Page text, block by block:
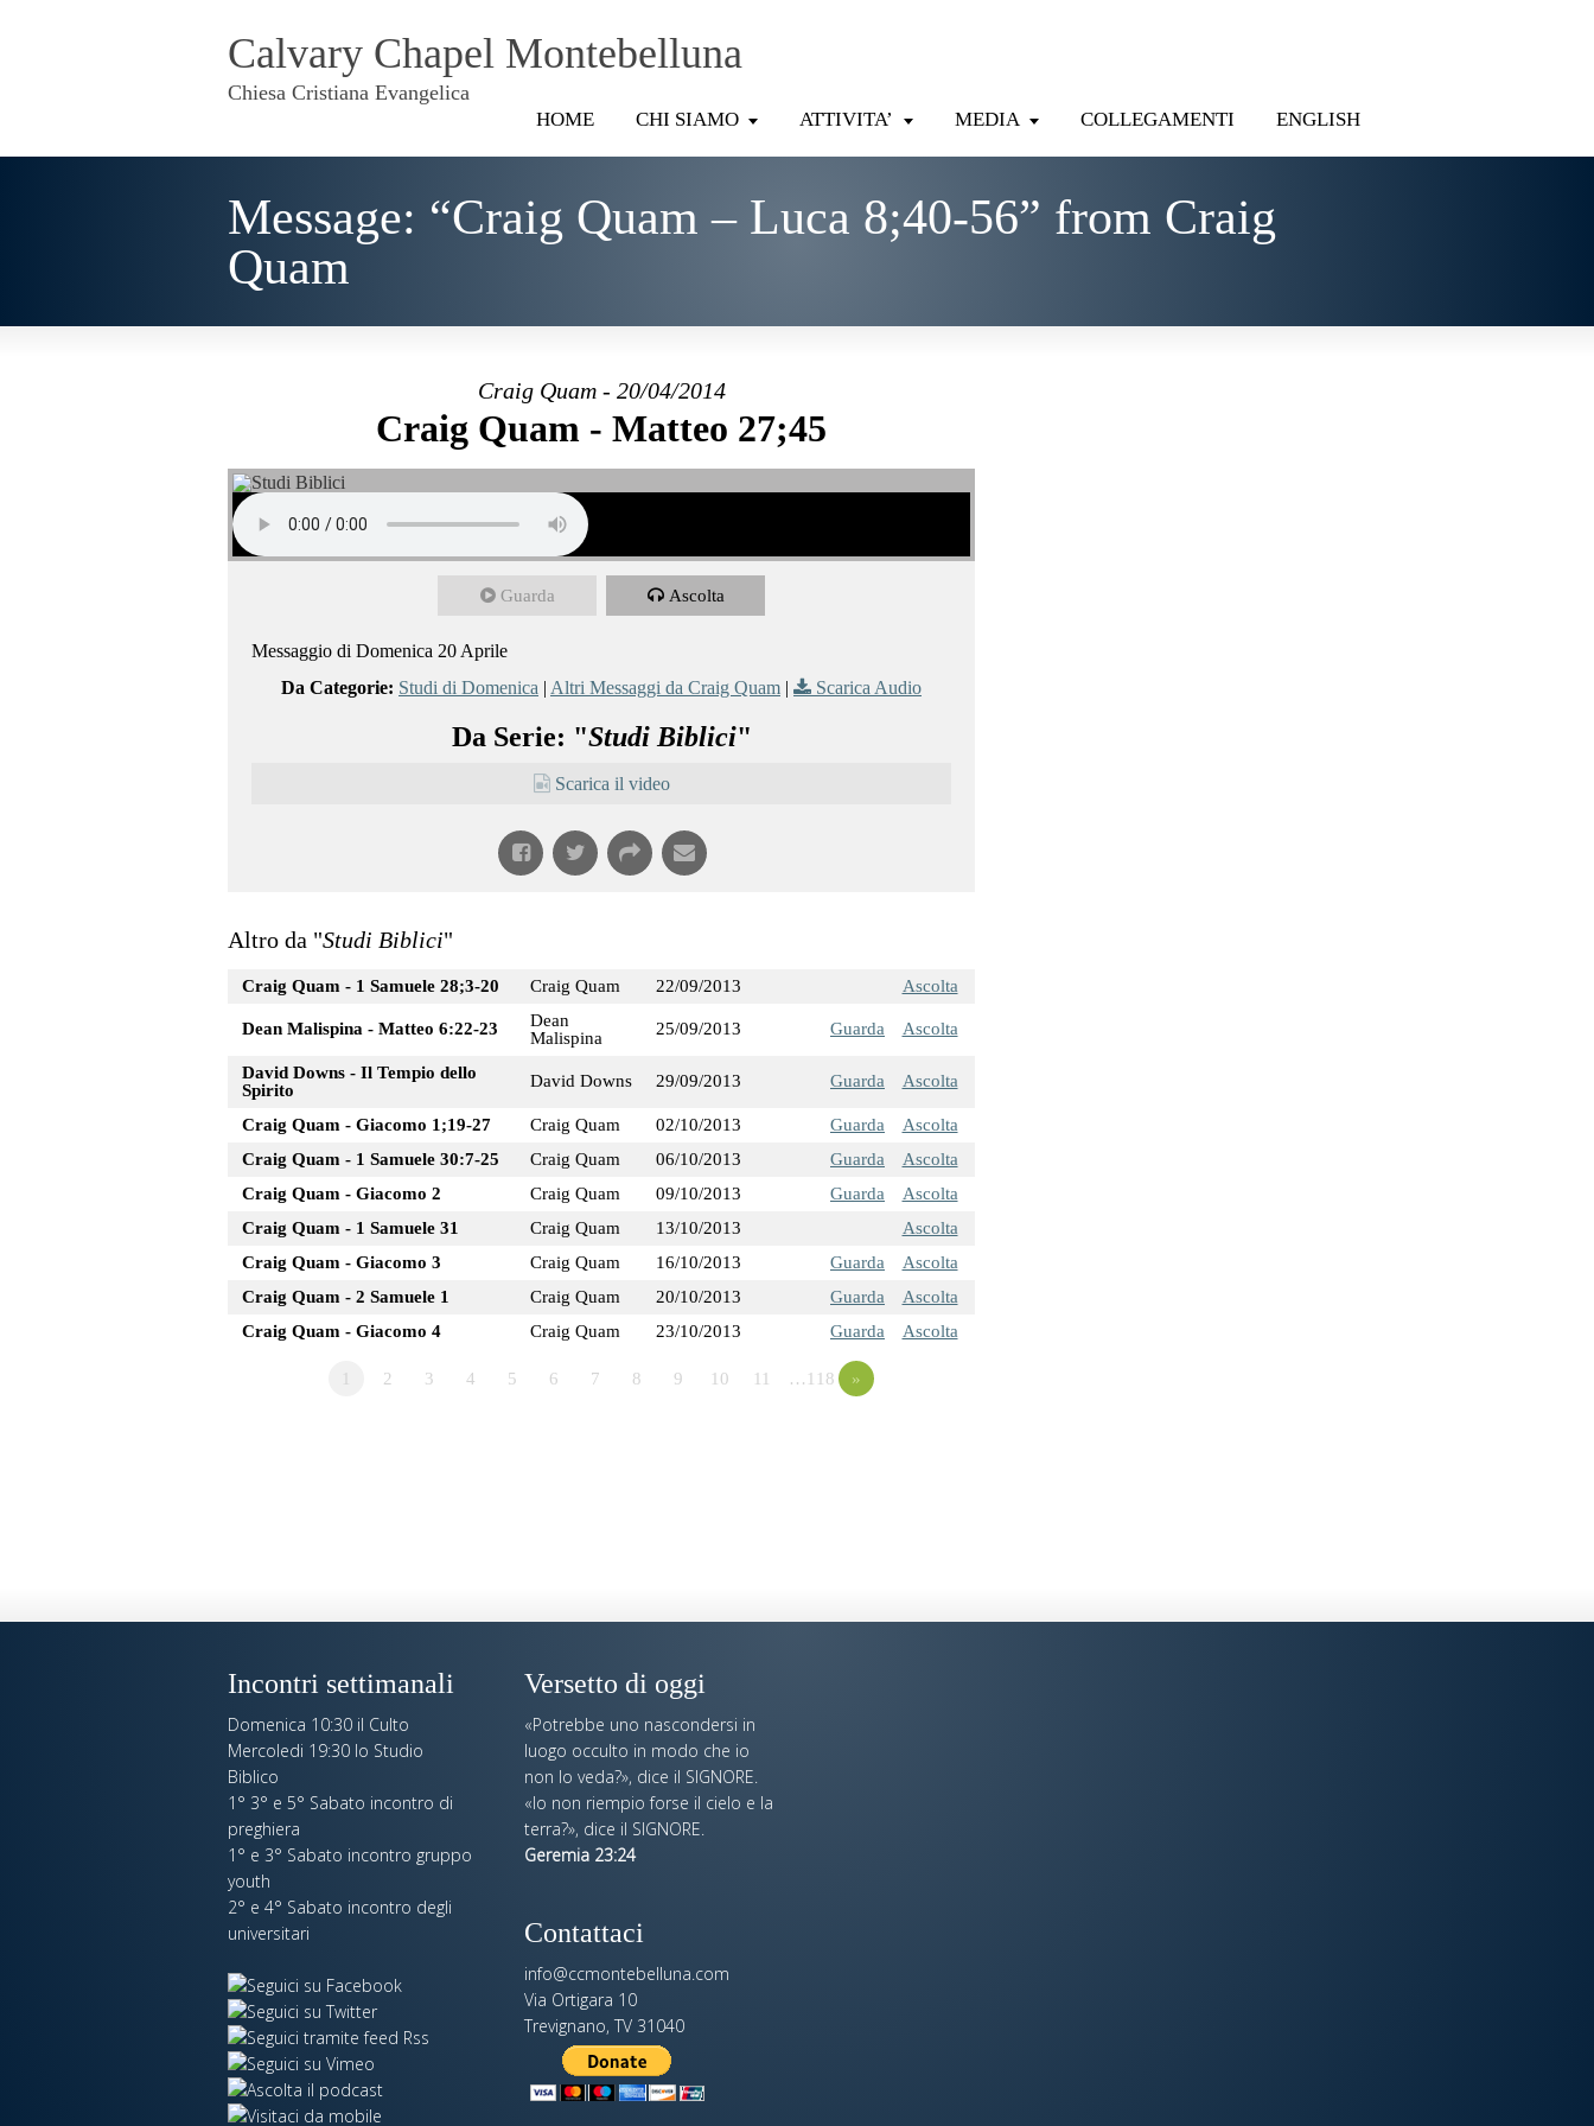
Calvary Chapel Montebelluna
Chiesa Cristiana Evangelica
HOME CHI SIAMO ATTIVITA’ MEDIA COLLEGAMENTI ENGLISH
Message: “Craig Quam – Luca 8;40-56” from Craig
Quam
Craig Quam - 20/04/2014
Craig Quam - Matteo 27;45
Guarda Ascolta
Messaggio di Domenica 20 Aprile
Da Categorie: Studi di Domenica | Altri Messaggi da Craig Quam | Scarica Audio
Da Serie: "Studi Biblici"
Scarica il video
Altro da "Studi Biblici"
Craig Quam - 1 Samuele 28;3-20 Craig Quam 22/09/2013 Ascolta
Dean Malispina - Matteo 6:22-23
Dean
Malispina
25/09/2013 Guarda Ascolta
David Downs - Il Tempio dello
Spirito
David Downs 29/09/2013 Guarda Ascolta
Craig Quam - Giacomo 1;19-27 Craig Quam 02/10/2013 Guarda
Ascolta
Craig Quam - 1 Samuele 30:7-25
Craig Quam 06/10/2013 Guarda
Ascolta
Craig Quam - Giacomo 2
Craig Quam 09/10/2013 Guarda
Ascolta
Craig Quam - 1 Samuele 31
Craig Quam 13/10/2013
Ascolta
Craig Quam - Giacomo 3
Craig Quam 16/10/2013 Guarda
Ascolta
Craig Quam - 2 Samuele 1
Craig Quam 20/10/2013 Guarda
Ascolta
Craig Quam - Giacomo 4
Craig Quam 23/10/2013 Guarda Ascolta
2 3 4 5 6 7 8 9 10 11 …118 »
Incontri settimanali
Domenica 10:30 il Culto
Mercoledi 19:30 lo Studio
Biblico
1° 3° e 5° Sabato incontro di
preghiera
1° e 3° Sabato incontro gruppo
youth
2° e 4° Sabato incontro degli
universitari
Versetto di oggi
«Potrebbe uno nascondersi in
luogo occulto in modo che io
non lo veda?», dice il SIGNORE.
«Io non riempio forse il cielo e la
terra?», dice il SIGNORE.
Geremia 23:24
Contattaci
info@ccmontebelluna.com
Via Ortigara 10
Trevignano, TV 31040